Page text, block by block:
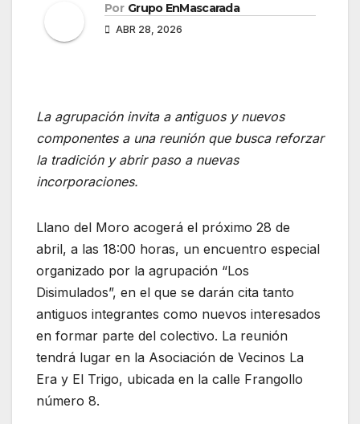
Por Grupo EnMascarada
ABR 28, 2026
La agrupación invita a antiguos y nuevos
componentes a una reunión que busca reforzar
la tradición y abrir paso a nuevas
incorporaciones.
Llano del Moro acogerá el próximo 28 de
abril, a las 18:00 horas, un encuentro especial
organizado por la agrupación “Los
Disimulados”, en el que se darán cita tanto
antiguos integrantes como nuevos interesados
en formar parte del colectivo. La reunión
tendrá lugar en la Asociación de Vecinos La
Era y El Trigo, ubicada en la calle Frangollo
número 8.